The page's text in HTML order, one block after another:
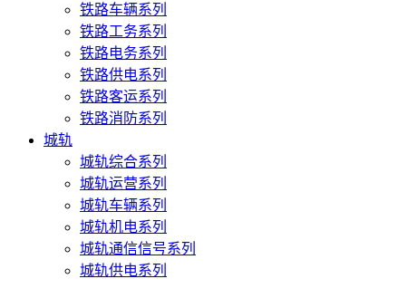
铁路车辆系列
铁路工务系列
铁路电务系列
铁路供电系列
铁路客运系列
铁路消防系列
城轨
城轨综合系列
城轨运营系列
城轨车辆系列
城轨机电系列
城轨通信信号系列
城轨供电系列